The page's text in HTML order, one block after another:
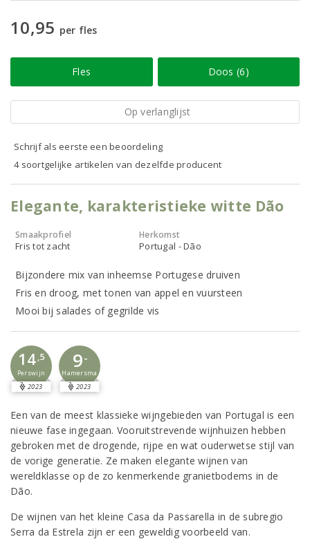
10,95 per fles
Fles Doos (6)
Op verlanglijst
Schrijf als eerste een beoordeling
4 soortgelijke artikelen van dezelfde producent
Elegante, karakteristieke witte Dão
Smaakprofiel
Fris tot zacht
Herkomst
Portugal - Dão
Bijzondere mix van inheemse Portugese druiven
Fris en droog, met tonen van appel en vuursteen
Mooi bij salades of gegrilde vis
14,5
Perswijn
2023
9-
Hamersma
2023
Een van de meest klassieke wijngebieden van Portugal is een
nieuwe fase ingegaan. Vooruitstrevende wijnhuizen hebben
gebroken met de drogende, rijpe en wat ouderwetse stijl van
de vorige generatie. Ze maken elegante wijnen van
wereldklasse op de zo kenmerkende granietbodems in de
Dão.
De wijnen van het kleine Casa da Passarella in de subregio
Serra da Estrela zijn er een geweldig voorbeeld van.